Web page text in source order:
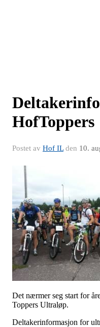
HofToppers
Postet av Hof ILden 10.
Det nærmer seg start for
Toppers Ultraløp.
Deltakerinformasjon for